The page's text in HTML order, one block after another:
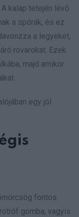
kalap tetején lévő
a spórák, és ez
a legyeket,
rovarokat. Ezek
majd amikor
egy jól
fontos
gomba, vagyis